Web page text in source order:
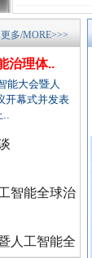
治理体..
能大会暨人
开幕式并发表
..
智能全球治
人工智能全
更多/MORE>>>
场